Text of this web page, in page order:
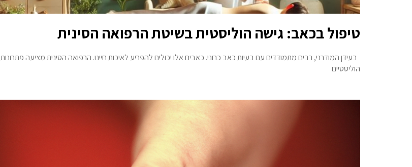
טיפול בכאב: גישה הוליסטית בשיטת הרפואה הסינית
בעידן המודרני, רבים מתמודדים עם בעיות כאב כרוני. כאבים אלו יכולים להפריע לאיכות חיינו. הרפואה הסינית מציעה פתרונות
הוליסטיים